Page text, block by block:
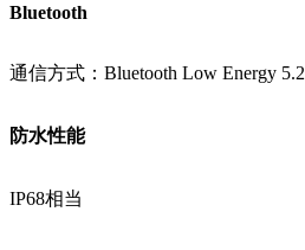
Bluetooth
通信方式：Bluetooth Low Energy 5.2
防水性能
IP68相当